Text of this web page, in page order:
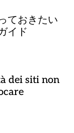
ておきたい
イド
dei siti non